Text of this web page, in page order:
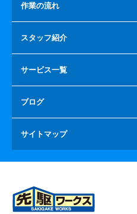
作業の流れ
スタッフ紹介
サービス一覧
ブログ
サイトマップ